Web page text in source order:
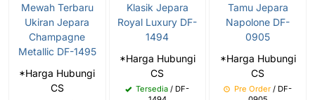
Mewah Terbaru
Ukiran Jepara
Champagne
Metallic DF-1495
*Harga Hubungi
CS
Klasik Jepara
Royal Luxury DF-
1494
*Harga Hubungi
CS
Tersedia / DF-
Tamu Jepara
Napolone DF-
0905
*Harga Hubungi
CS
Pre Order / DF-